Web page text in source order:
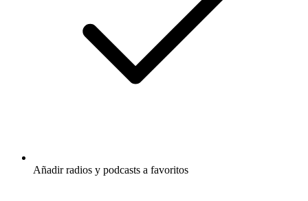
Añadir radios y podcasts a favoritos